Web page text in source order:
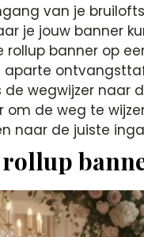
van je
je jouw banner
banner op
aparte
wegwijzer naar
de weg te
naar de juiste